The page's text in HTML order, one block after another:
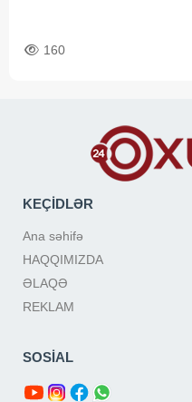
160
KEÇİDLƏR
Ana səhifə
HAQQIMIZDA
ƏLAQƏ
REKLAM
SOSİAL